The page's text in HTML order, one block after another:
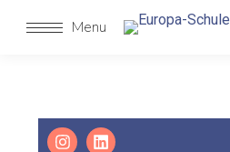
Menu